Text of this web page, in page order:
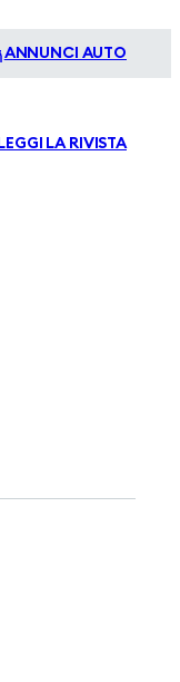
ANNUNCI AUTO
LA RIVISTA